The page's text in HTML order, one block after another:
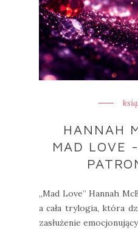
HANNAH
MAD LOVE
„Mad Love” Hannah
a cała trylogia, która
zasłużenie emocjonujący